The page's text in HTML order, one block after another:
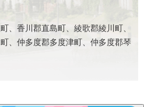
、香川郡直島町、綾歌郡綾川町、
、仲多度郡多度津町、仲多度郡琴